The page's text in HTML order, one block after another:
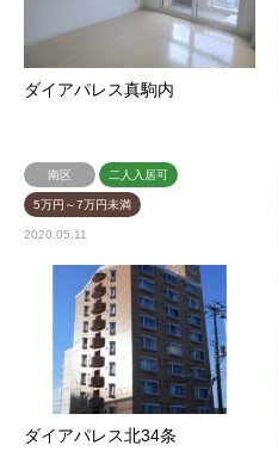
ダイアパレス真駒内
南区 二人入居可
5万円～7万円未満
2020.05.11
ダイアパレス北34条